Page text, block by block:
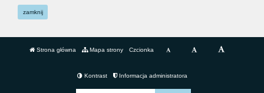
zamknij
Strona główna Mapa strony Czcionka
Kontrast Informacja administratora